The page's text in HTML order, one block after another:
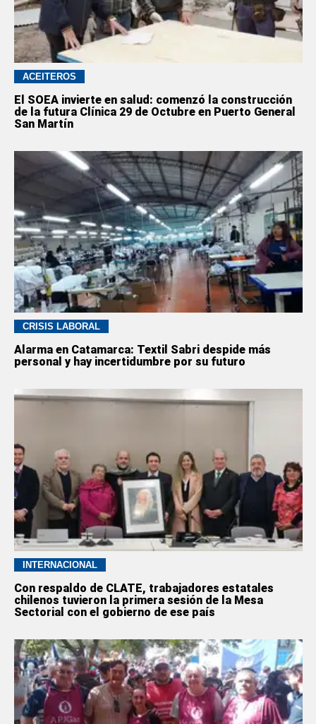
ACEITEROS
El SOEA invierte en salud: comenzó la construcción
de la futura Clínica 29 de Octubre en Puerto General
San Martín
CRISIS LABORAL
Alarma en Catamarca: Textil Sabri despide más
personal y hay incertidumbre por su futuro
INTERNACIONAL
Con respaldo de CLATE, trabajadores estatales
chilenos tuvieron la primera sesión de la Mesa
Sectorial con el gobierno de ese país